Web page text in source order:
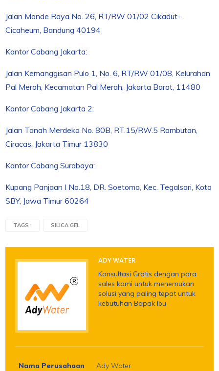
Jalan Mande Raya No. 26, RT/RW 01/02 Cikadut-
Cicaheum, Bandung 40194
Kantor Cabang Jakarta:
Jalan Kemanggisan Pulo 1, No. 6, RT/RW 01/08, Kelurahan
Pal Merah, Kecamatan Pal Merah, Jakarta Barat, 11480
Kantor Cabang Jakarta 2:
Jalan Tanah Merdeka No. 80B, RT.15/RW.5 Rambutan,
Ciracas, Jakarta Timur 13830
Kantor Cabang Surabaya:
Kupang Panjaan I No.18, DR. Soetomo, Kec. Tegalsari, Kota
SBY, Jawa Timur 60264
TAGS : SILICA GEL
ADY WATER
Konsultasi Gratis dengan para
sales kami untuk menemukan
solusi yang paling tepat untuk
kebutuhan Bapak Ibu
Nama Perusahaan
Ady Water